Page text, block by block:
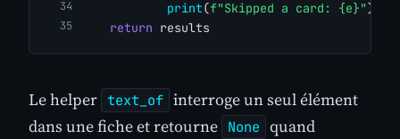
print(f"Skipped a card: {e}")
return results
Le helper text_of interroge un seul élément
dans une fiche et retourne None quand